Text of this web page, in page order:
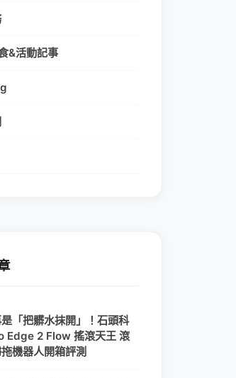
&活動記事
「把髒水抹開」！石頭科
Edge 2 Flow 搖滾天王 滾
機器人開箱評測